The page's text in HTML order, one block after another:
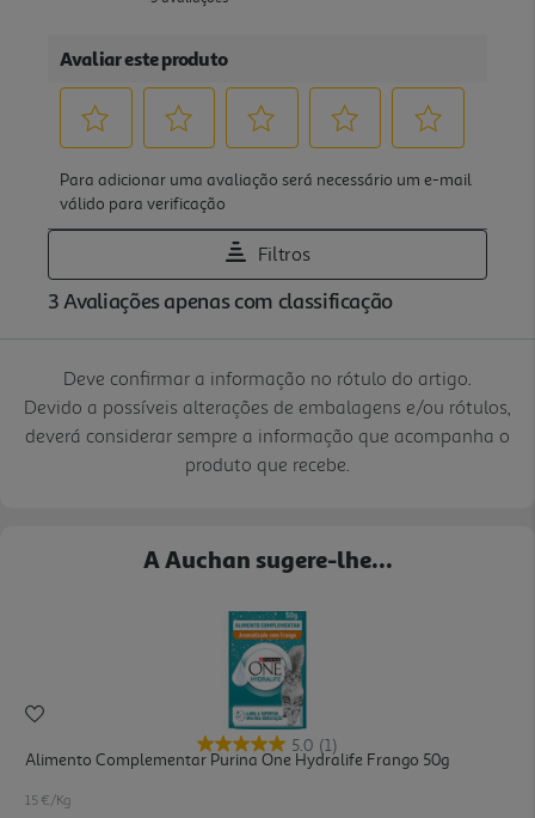
Deve confirmar a informação no rótulo do artigo.
Devido a possíveis alterações de embalagens e/ou rótulos,
deverá considerar sempre a informação que acompanha o
produto que recebe.
A Auchan sugere-lhe...
5.0 (1)
Alimento Complementar Purina One Hydralife Frango 50g
15 €/Kg